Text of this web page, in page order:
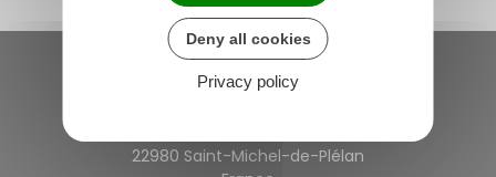
Saint-Michel-de-Plélan
22980 Saint-Michel-de-Plélan
Deny all cookies
Privacy policy